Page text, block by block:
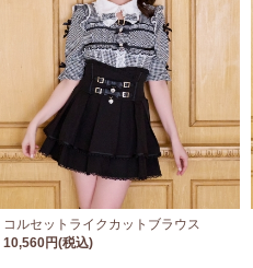
コルセットライクカットブラウス
10,560円(税込)